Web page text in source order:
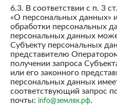
6.3. В соответствии с п. 3
«О персональных данных»
обработки персональных
персональных данных
Субъекту персональных
представителю
получении запроса
или его законного
персональных данных
соответствующий запрос
почты: info@земляк.рф.